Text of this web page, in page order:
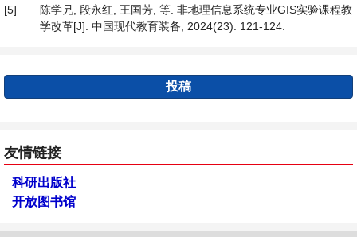
[5]
陈学兄, 段永红, 王国芳, 等. 非地理信息系统专业GIS实验课程教
学改革[J]. 中国现代教育装备, 2024(23): 121-124.
投稿
友情链接
科研出版社
开放图书馆